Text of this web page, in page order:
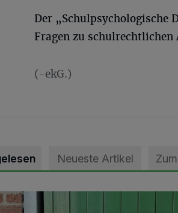
Der „Schulpsychologische
Fragen zu schulrechtlichen
(-ekG.)
Neueste Artikel
Einsatz für den Artenschutz gewürdigt